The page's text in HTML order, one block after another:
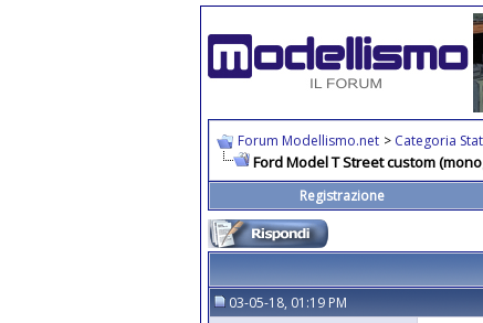
Forum Modellismo.net > Categoria
Ford Model T Street custom
Registrazione
03-05-18, 01:19 PM